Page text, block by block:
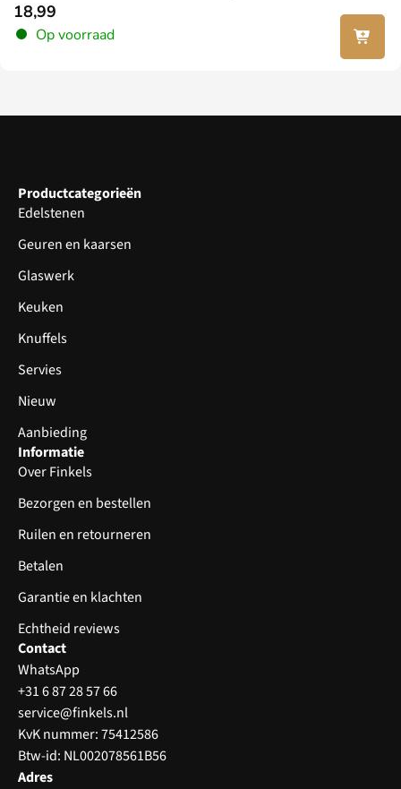
18,99
Op voorraad
In jouw
winkel
Productcategorieën
Edelstenen
Geuren en kaarsen
Glaswerk
Keuken
Knuffels
Servies
Nieuw
Aanbieding
Informatie
Over Finkels
Bezorgen en bestellen
Ruilen en retourneren
Betalen
Garantie en klachten
Echtheid reviews
Contact
WhatsApp
+31 6 87 28 57 66
service@finkels.nl
KvK nummer: 75412586
Btw-id: NL002078561B56
Adres